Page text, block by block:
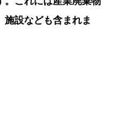
施設なども含まれま